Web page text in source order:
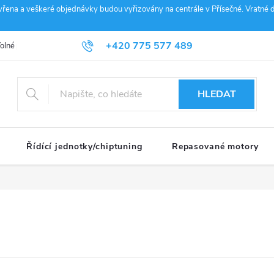
a veškeré objednávky budou vyřizovány na centrále v Přísečné.
+420 775 577 489
info@janousek-motorsport.cz
pozice Obchodní podmínky Reklamace
HLEDAT
Řídící jednotky/chiptuning Repasované motory